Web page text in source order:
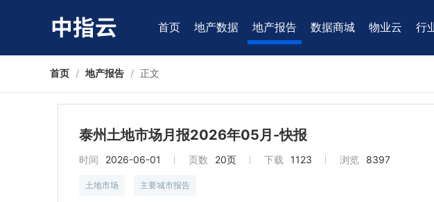
首页 地产数据 地产报告 数据商城 物业云 行
首页 / 地产报告 / 正文
泰州土地市场月报2026年05月-快报
时间 2026-06-01 页数 20页 下载 1123 浏览 8397
土地市场 主要城市报告